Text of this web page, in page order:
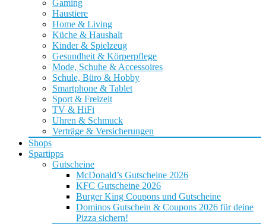
Gaming
Haustiere
Home & Living
Küche & Haushalt
Kinder & Spielzeug
Gesundheit & Körperpflege
Mode, Schuhe & Accessoires
Schule, Büro & Hobby
Smartphone & Tablet
Sport & Freizeit
TV & HiFi
Uhren & Schmuck
Verträge & Versicherungen
Shops
Spartipps
Gutscheine
McDonald’s Gutscheine 2026
KFC Gutscheine 2026
Burger King Coupons und Gutscheine
Dominos Gutschein & Coupons 2026 für deine
Pizza sichern!